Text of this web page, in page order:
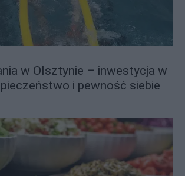
w Olsztynie – inwestycja w
i pewność siebie